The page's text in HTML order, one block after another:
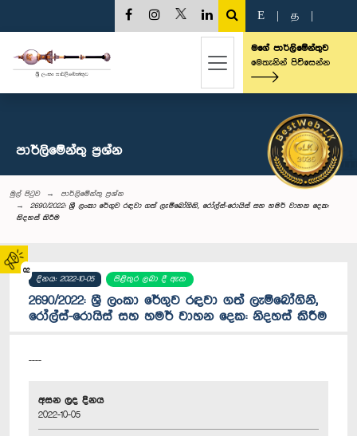
02
E த
මගේ පාර්ලිමේන්තුව
මෙතැනින් පිවිසෙන්න
පාර්ලි‌මේන්තු‌ ප්‍රශ්න
මුල් පිටුව
පාර්ලි‌මේන්තු‌ ප්‍රශ්න
2690/2022: ශ්‍රී ලංකා රේගුව රඳවා ගත් ලැම්බෝගිනි, රෝල්ස්-රොයිස් සහ හමර් වාහන දෙක:
නිදහස් කිරීම
දිනය: 2022-10-05 පිළිතුර ලබා දී ඇත
2690/2022: ශ්‍රී ලංකා රේගුව රඳවා ගත් ලැම්බෝගිනි,
රෝල්ස්-රොයිස් සහ හමර් වාහන දෙක: නිදහස් කිරීම
----
අසන ලද දිනය
2022-10-05